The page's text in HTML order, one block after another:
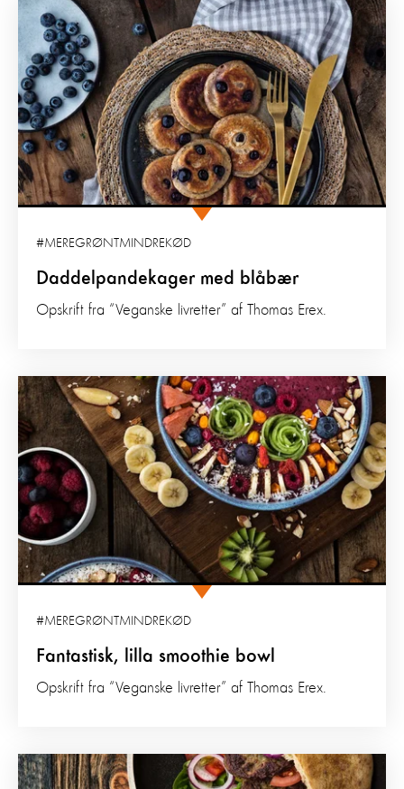
Daddelpandekager med blåbær
#MEREGRØNTMINDREKØD
Opskrift fra “Veganske livretter” af Thomas Erex.
Fantastisk, lilla smoothie bowl
#MEREGRØNTMINDREKØD
Opskrift fra “Veganske livretter” af Thomas Erex.